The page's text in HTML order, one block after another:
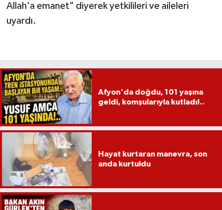
Allah'a emanet" diyerek yetkilileri ve aileleri
uyardı.
Afyon'da doğdu, 101 yaşına
geldi, komşularıyla kutladı!..
Hayat kurtaran manevra, son
anda kurtuldu